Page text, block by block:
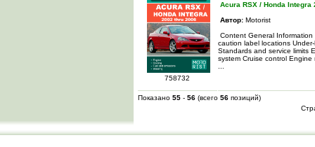
758732
Acura RSX / Honda
Автор: Motorist
Content General
caution label locations
Standards and service limits
system Cruise control
Показано 55 - 56 (всего 56 позиций)